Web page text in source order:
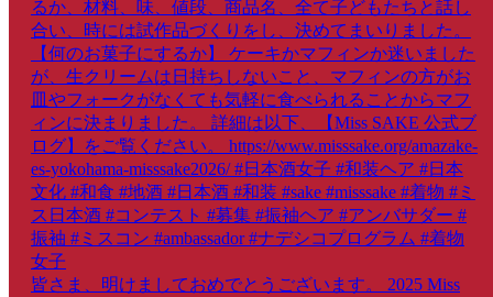
皆さま、明けましておめでとうございます。 2025 Miss